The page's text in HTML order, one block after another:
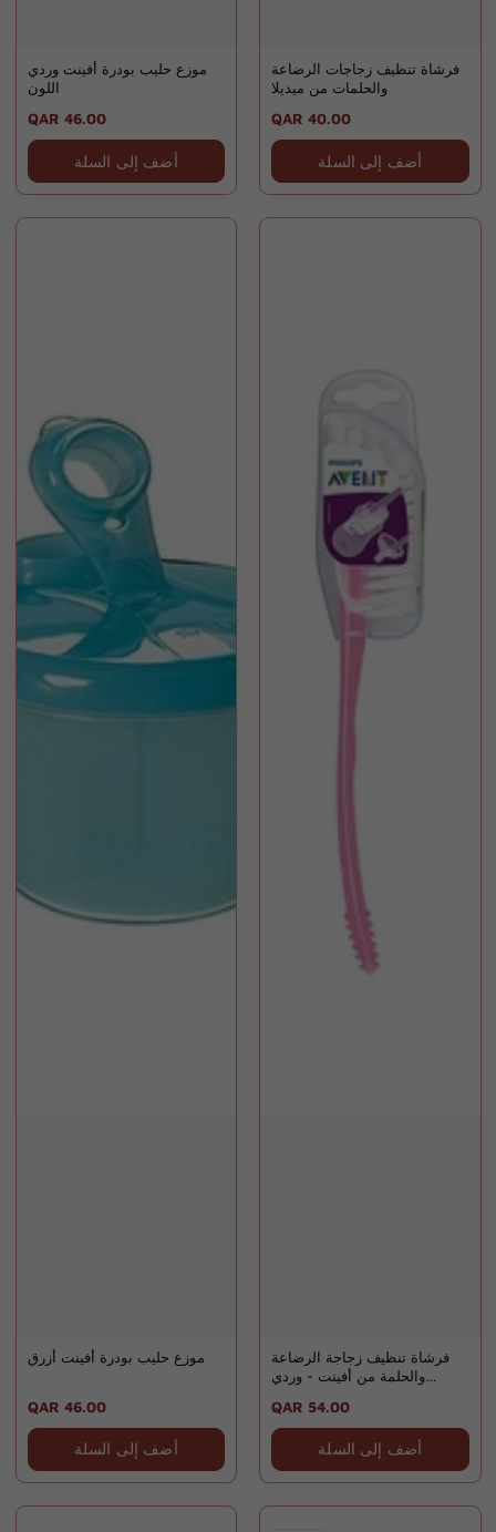
موزع حليب بودرة أفينت وردي
اللون
Regular
price
QAR 46.00
أضف إلى السلة
فرشاة تنظيف زجاجات الرضاعة
والحلمات من ميديلا
Regular
price
QAR 40.00
أضف إلى السلة
موزع حليب بودرة أفينت أزرق
Regular
price
QAR 46.00
أضف إلى السلة
فرشاة تنظيف زجاجة الرضاعة
والحلمة من أفينت - وردي
Regular
price
QAR 54.00
أضف إلى السلة